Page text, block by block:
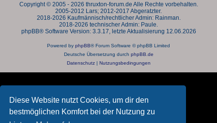
Diese Website nutzt Cookies, um dir den
bestmöglichen Komfort bei der Nutzung zu
Copyright © 2005 - 2026 thruxton-forum.de Alle Rechte vorbehalten.
2005-2012 Lars; 2012-2017 Abgeratzter.
2018-2026 Kaufmännisch/rechtlicher Admin: Rainman.
2018-2026 technischer Admin: Paule.
phpBB® Software Version: 3.3.17, letzte Aktualisierung 12.06.2026
Powered by phpBB® Forum Software © phpBB Limited
Deutsche Übersetzung durch phpBB.de
Datenschutz| Nutzungsbedingungen